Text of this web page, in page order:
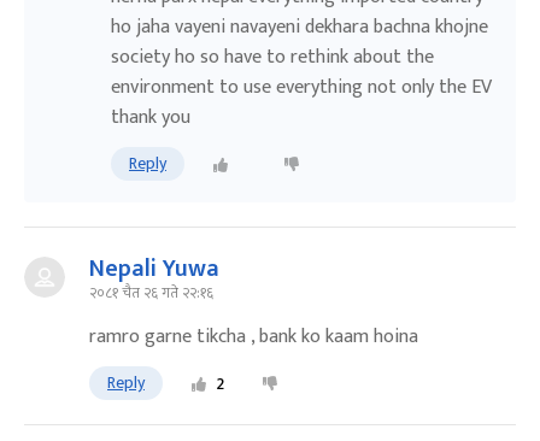
ho jaha vayeni navayeni dekhara bachna khojne
society ho so have to rethink about the
environment to use everything not only the EV
thank you
Reply
Nepali Yuwa
२०८१ चैत २६ गते २२:१६
ramro garne tikcha , bank ko kaam hoina
Reply 2